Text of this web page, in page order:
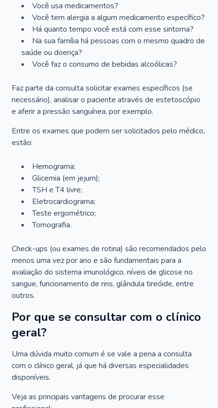
Você usa medicamentos?
Você tem alergia a algum medicamento específico?
Há quanto tempo você está com esse sintoma?
Na sua família há pessoas com o mesmo quadro de
saúde ou doença?
Você faz o consumo de bebidas alcoólicas?
Faz parte da consulta solicitar exames específicos (se
necessário), analisar o paciente através de estetoscópio
e aferir a pressão sanguínea, por exemplo.
Entre os exames que podem ser solicitados pelo médico,
estão:
Hemograma;
Glicemia (em jejum);
TSH e T4 livre;
Eletrocardiograma;
Teste ergométrico;
Tomografia.
Check-ups (ou exames de rotina) são recomendados pelo
menos uma vez por ano e são fundamentais para a
avaliação do sistema imunológico, níveis de glicose no
sangue, funcionamento de rins, glândula tireóide, entre
outros.
Por que se consultar com o clínico
geral?
Uma dúvida muito comum é se vale a pena a consulta
com o clínico geral, já que há diversas especialidades
disponíveis.
Veja as principais vantagens de procurar esse